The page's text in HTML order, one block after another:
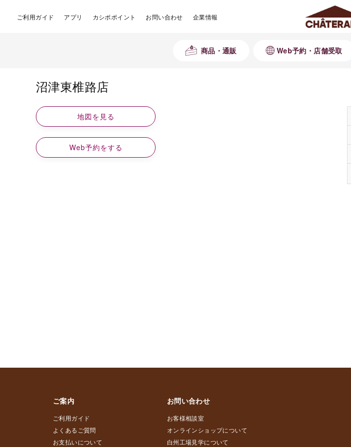
ご利用ガイド アプリ カシポポイント お問い合わせ 企業情報
商品・通販 Web予約・店舗受取
沼津東椎路店
地図を見る
Web予約をする
ご案内
ご利用ガイド
よくあるご質問
お支払いについて
お問い合わせ
お客様相談室
オンラインショップについて
白州工場見学について